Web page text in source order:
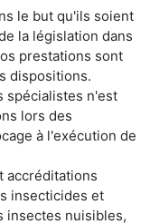
le but qu'ils soient
la législation dans
prestations sont
dispositions.
spécialistes n'est
lors des
à l'exécution de
accréditations
insecticides et
insectes nuisibles,